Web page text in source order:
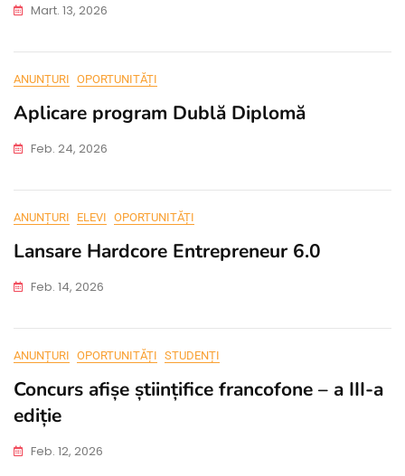
Mart. 13, 2026
ANUNȚURI OPORTUNITĂȚI
Aplicare program Dublă Diplomă
Feb. 24, 2026
ANUNȚURI ELEVI OPORTUNITĂȚI
Lansare Hardcore Entrepreneur 6.0
Feb. 14, 2026
ANUNȚURI OPORTUNITĂȚI STUDENȚI
Concurs afișe științifice francofone – a III-a
ediție
Feb. 12, 2026